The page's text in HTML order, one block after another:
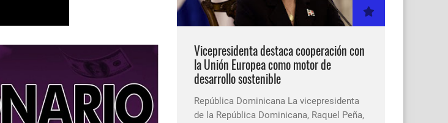
Vicepresidenta destaca cooperación con
la Unión Europea como motor de
desarrollo sostenible
República Dominicana La vicepresidenta
de la República Dominicana, Raquel Peña,